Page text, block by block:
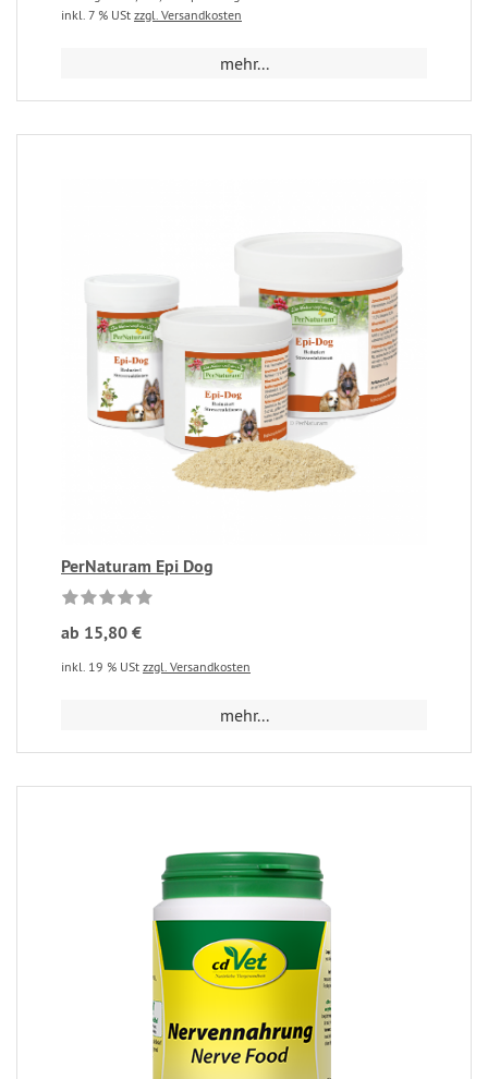
inkl. 7 % USt zzgl. Versandkosten
mehr...
PerNaturam Epi Dog
ab 15,80 €
inkl. 19 % USt zzgl. Versandkosten
mehr...